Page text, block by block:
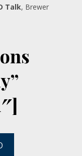
Talk, Brewer